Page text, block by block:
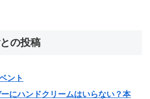
の投稿
ント
にハンドクリームはいらない？本